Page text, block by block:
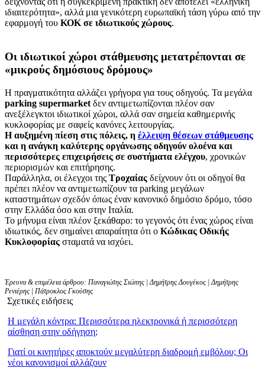
ιδιαιτερότητα», αλλά μια γενικότερη ευρωπαϊκή τάση γύρω από την
εφαρμογή του ΚΟΚ σε ιδιωτικούς χώρους.
Οι ιδιωτικοί χώροι στάθμευσης μετατρέπονται σε
«μικρούς δημόσιους δρόμους»
Η πραγματικότητα αλλάζει γρήγορα για τους οδηγούς. Τα μεγάλα
parking supermarket δεν αντιμετωπίζονται πλέον σαν
ανεξέλεγκτοι ιδιωτικοί χώροι, αλλά σαν σημεία καθημερινής
κυκλοφορίας με σαφείς κανόνες λειτουργίας.
Η αυξημένη πίεση στις πόλεις, η έλλειψη θέσεων στάθμευσης
και η ανάγκη καλύτερης οργάνωσης οδηγούν ολοένα και
περισσότερες επιχειρήσεις σε συστήματα ελέγχου, χρονικών
περιορισμών και επιτήρησης.
Παράλληλα, οι έλεγχοι της Τροχαίας δείχνουν ότι οι οδηγοί θα
πρέπει πλέον να αντιμετωπίζουν τα parking μεγάλων
καταστημάτων σχεδόν όπως έναν κανονικό δημόσιο δρόμο, τόσο
στην Ελλάδα όσο και στην Ιταλία.
Το μήνυμα είναι πλέον ξεκάθαρο: το γεγονός ότι ένας χώρος είναι
ιδιωτικός, δεν σημαίνει απαραίτητα ότι ο Κώδικας Οδικής
Κυκλοφορίας σταματά να ισχύει.
Έρευνα & επιμέλεια άρθρου: Παναγιώτης Σιώπης | Δημήτρης Δουγέκος | Δημήτρης
Ρενιέρης | Πάτροκλος Γκούσης
Σχετικές ειδήσεις
Η μεγάλη κόντρα: Περισσότερα ηλεκτρονικά ή περισσότερη
αίσθηση στην οδήγηση;
Γιατί οι κινητήρες αποκτούν μεγαλύτερη διαδρομή εμβόλου; Οι
νέοι κανονισμοί αλλάζουν